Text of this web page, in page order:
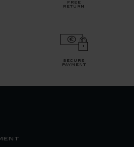
free
return
secure
payment